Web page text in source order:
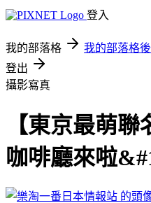
登入
我的部落格 我的部落格
登出
攝影寫真
【東京最萌
咖啡廳來啦